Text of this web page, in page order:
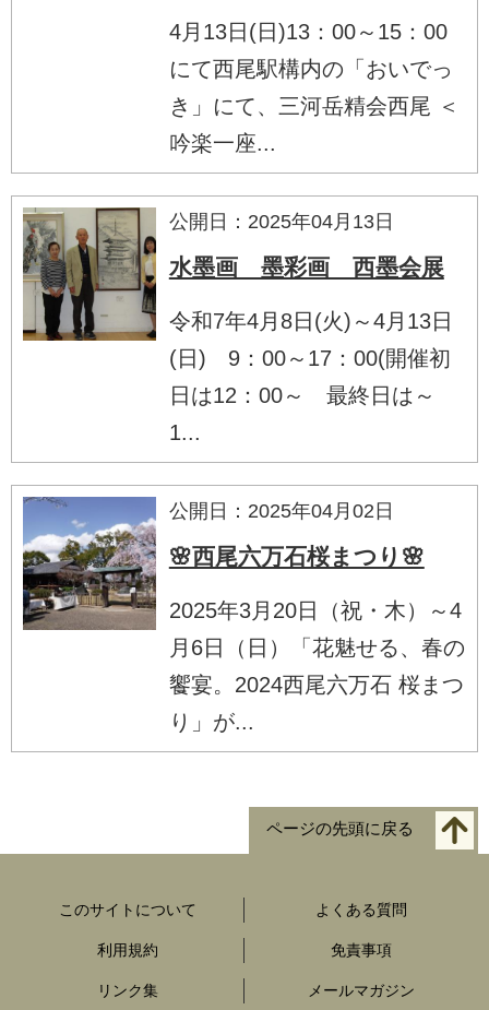
4月13日(日)13：00～15：00
にて西尾駅構内の「おいでっ
き」にて、三河岳精会西尾 ＜
吟楽一座...
公開日：2025年04月13日
水墨画 墨彩画 西墨会展
令和7年4月8日(火)～4月13日
(日) 9：00～17：00(開催初
日は12：00～ 最終日は～
1...
公開日：2025年04月02日
🌸西尾六万石桜まつり🌸
2025年3月20日（祝・木）～4
月6日（日）「花魅せる、春の
饗宴。2024西尾六万石 桜まつ
り」が...
ページの先頭に戻る
このサイトについて よくある質問
利用規約 免責事項
リンク集 メールマガジン